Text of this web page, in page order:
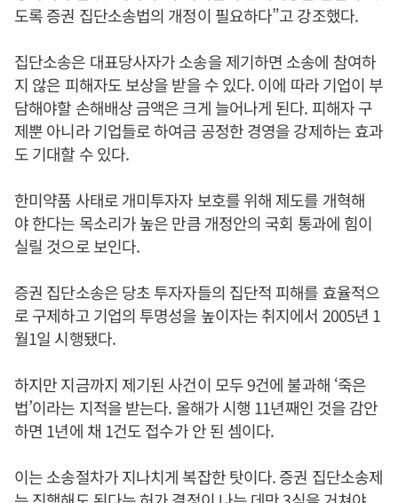
도록 증권 집단소송법의 개정이 필요하다”고 강조했다.
집단소송은 대표당사자가 소송을 제기하면 소송에 참여하
지 않은 피해자도 보상을 받을 수 있다. 이에 따라 기업이 부
담해야할 손해배상 금액은 크게 늘어나게 된다. 피해자 구
제뿐 아니라 기업들로 하여금 공정한 경영을 강제하는 효과
도 기대할 수 있다.
한미약품 사태로 개미투자자 보호를 위해 제도를 개혁해
야 한다는 목소리가 높은 만큼 개정안의 국회 통과에 힘이
실릴 것으로 보인다.
증권 집단소송은 당초 투자자들의 집단적 피해를 효율적으
로 구제하고 기업의 투명성을 높이자는 취지에서 2005년 1
월1일 시행됐다.
하지만 지금까지 제기된 사건이 모두 9건에 불과해 ‘죽은
법’이라는 지적을 받는다. 올해가 시행 11년째인 것을 감안
하면 1년에 채 1건도 접수가 안 된 셈이다.
이는 소송절차가 지나치게 복잡한 탓이다. 증권 집단소송제